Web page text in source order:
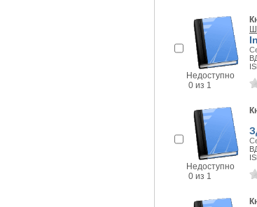
Недоступно
0 из 1
Недоступно
0 из 1